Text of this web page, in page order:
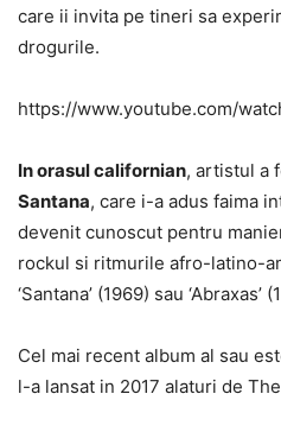
care ii invita pe tineri sa
drogurile.
https://www.youtube.com/
In orasul californian, artistul a
Santana, care i-a adus faima
devenit cunoscut pentru
rockul si ritmurile afro-latino-
‘Santana’ (1969) sau ‘Abraxas’
Cel mai recent album al sau
l-a lansat in 2017 alaturi de